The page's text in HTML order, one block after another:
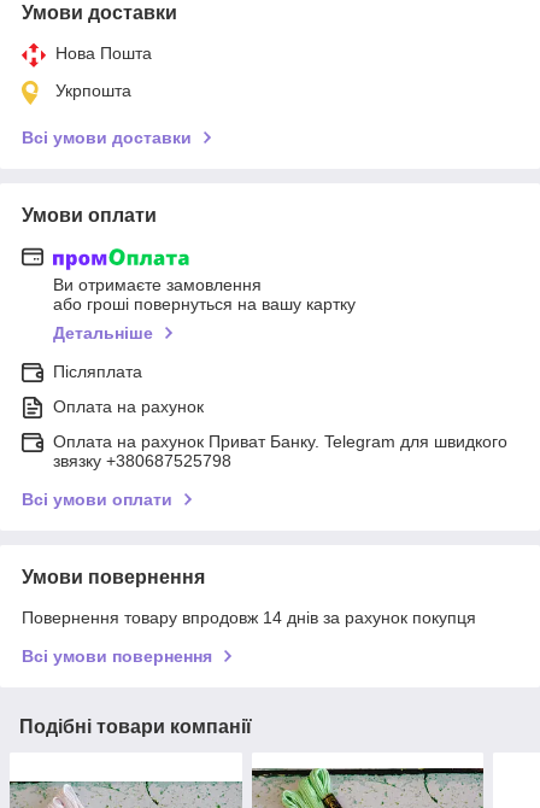
Умови доставки
Нова Пошта
Укрпошта
Всі умови доставки
Умови оплати
Ви отримаєте замовлення
або гроші повернуться на вашу картку
Детальніше
Післяплата
Оплата на рахунок
Оплата на рахунок Приват Банку. Telegram для швидкого
звязку +380687525798
Всі умови оплати
Умови повернення
Повернення товару впродовж 14 днів за рахунок покупця
Всі умови повернення
Подібні товари компанії